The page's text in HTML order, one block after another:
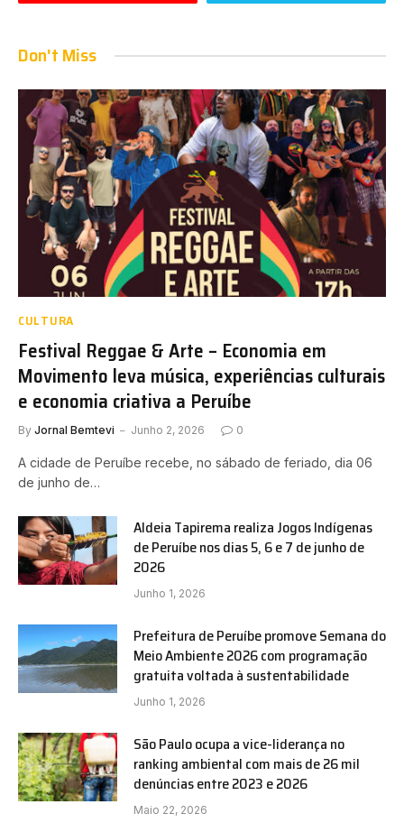
Don't Miss
CULTURA
Festival Reggae & Arte – Economia em
Movimento leva música, experiências culturais
e economia criativa a Peruíbe
By Jornal Bemtevi Junho 2, 2026 0
A cidade de Peruíbe recebe, no sábado de feriado, dia 06
de junho de…
Aldeia Tapirema realiza Jogos Indígenas
de Peruíbe nos dias 5, 6 e 7 de junho de
2026
Junho 1, 2026
Prefeitura de Peruíbe promove Semana do
Meio Ambiente 2026 com programação
gratuita voltada à sustentabilidade
Junho 1, 2026
São Paulo ocupa a vice-liderança no
ranking ambiental com mais de 26 mil
denúncias entre 2023 e 2026
Maio 22, 2026